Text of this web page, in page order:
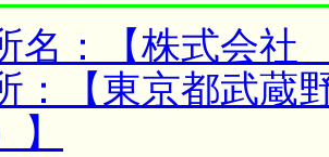
名：【株式会
：【東京都武蔵